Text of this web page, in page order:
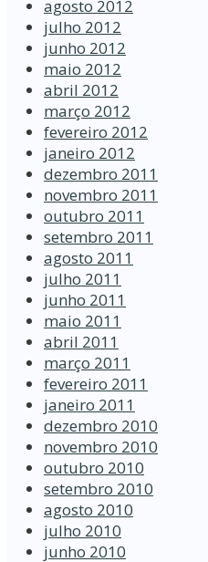
agosto 2012
julho 2012
junho 2012
maio 2012
abril 2012
março 2012
fevereiro 2012
janeiro 2012
dezembro 2011
novembro 2011
outubro 2011
setembro 2011
agosto 2011
julho 2011
junho 2011
maio 2011
abril 2011
março 2011
fevereiro 2011
janeiro 2011
dezembro 2010
novembro 2010
outubro 2010
setembro 2010
agosto 2010
julho 2010
junho 2010